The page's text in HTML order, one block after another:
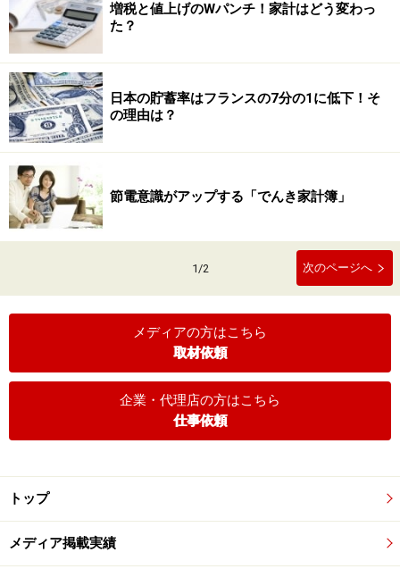
増税と値上げのWパンチ！家計はどう変わっ
た？
日本の貯蓄率はフランスの7分の1に低下！そ
の理由は？
節電意識がアップする「でんき家計簿」
1/2 次のページへ
メディアの方はこちら
取材依頼
企業・代理店の方はこちら
仕事依頼
トップ
メディア掲載実績